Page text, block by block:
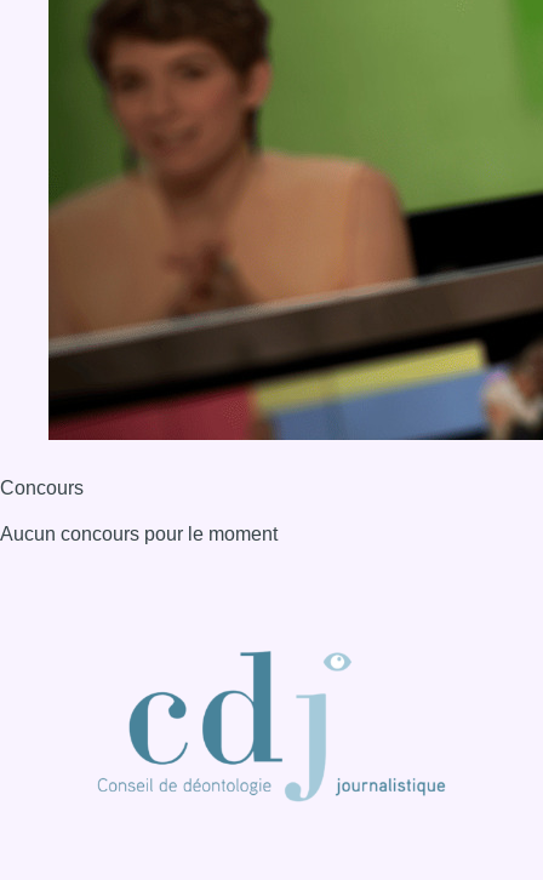
Concours
Aucun concours pour le moment